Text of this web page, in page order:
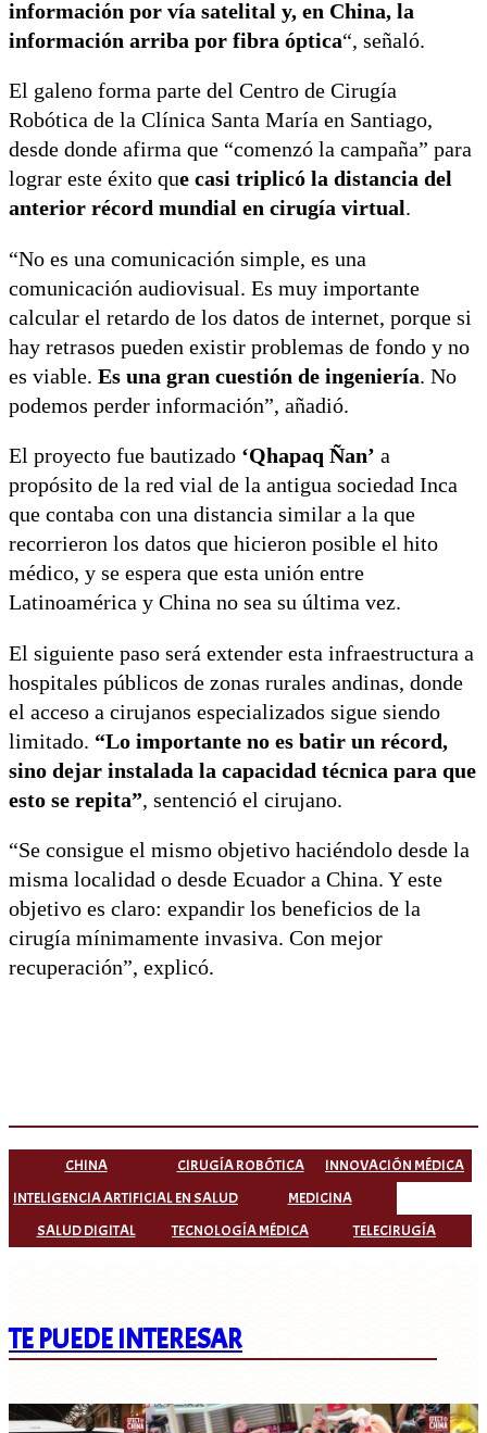
información por vía satelital y, en China, la
información arriba por fibra óptica“, señaló.
El galeno forma parte del Centro de Cirugía
Robótica de la Clínica Santa María en Santiago,
desde donde afirma que “comenzó la campaña” para
lograr este éxito que casi triplicó la distancia del
anterior récord mundial en cirugía virtual.
“No es una comunicación simple, es una
comunicación audiovisual. Es muy importante
calcular el retardo de los datos de internet, porque si
hay retrasos pueden existir problemas de fondo y no
es viable. Es una gran cuestión de ingeniería. No
podemos perder información”, añadió.
El proyecto fue bautizado ‘Qhapaq Ñan’ a
propósito de la red vial de la antigua sociedad Inca
que contaba con una distancia similar a la que
recorrieron los datos que hicieron posible el hito
médico, y se espera que esta unión entre
Latinoamérica y China no sea su última vez.
El siguiente paso será extender esta infraestructura a
hospitales públicos de zonas rurales andinas, donde
el acceso a cirujanos especializados sigue siendo
limitado. “Lo importante no es batir un récord,
sino dejar instalada la capacidad técnica para que
esto se repita”, sentenció el cirujano.
“Se consigue el mismo objetivo haciéndolo desde la
misma localidad o desde Ecuador a China. Y este
objetivo es claro: expandir los beneficios de la
cirugía mínimamente invasiva. Con mejor
recuperación”, explicó.
CHINA CIRUGÍA ROBÓTICA
INNOVACIÓN MÉDICA
INTELIGENCIA ARTIFICIAL EN SALUD
MEDICINA
SALUD DIGITAL
TECNOLOGÍA MÉDICA TELECIRUGÍA
TE PUEDE INTERESAR